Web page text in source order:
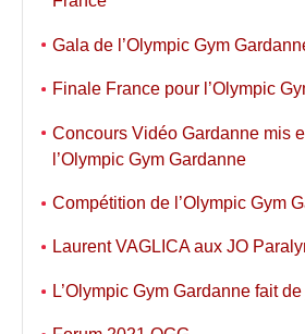
Gala de l’Olympic Gym
Finale France pour l’Olympic
Concours Vidéo Gardanne mis
l’Olympic Gym Gardanne
Compétition de l’Olympic Gym
Laurent VAGLICA aux JO
L’Olympic Gym Gardanne fait